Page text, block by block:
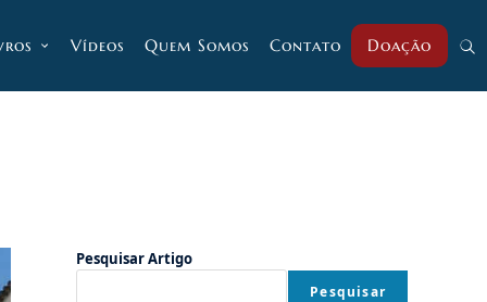
Vídeos Quem Somos Contato Doação
Pesquisar Artigo
Pesquisar